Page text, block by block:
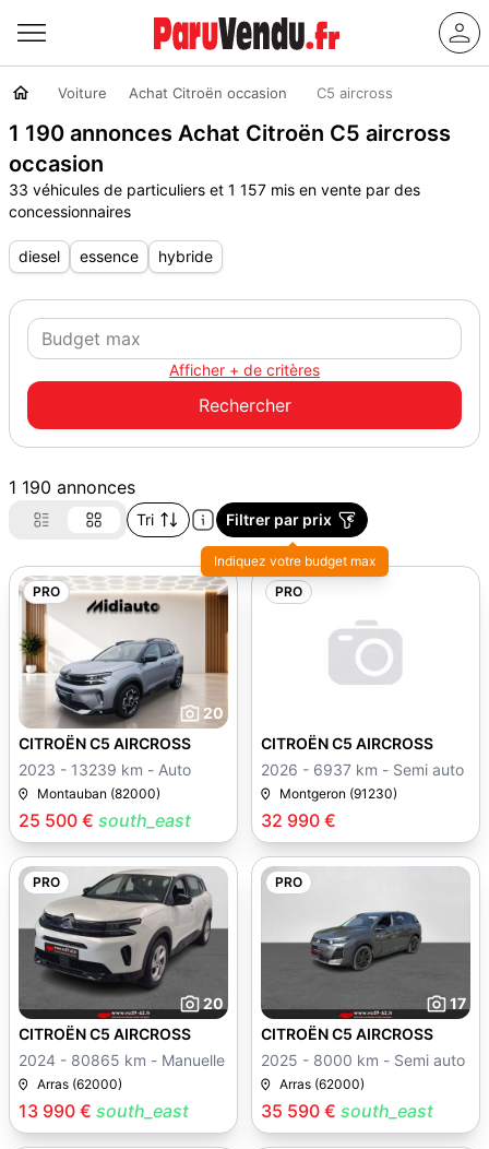
Voiture Achat Citroën occasion C5 aircross
1 190 annonces Achat Citroën C5 aircross
occasion
33 véhicules de particuliers et 1 157 mis en vente par des
concessionnaires
diesel essence hybride
Afficher + de critères
1 190 annonces
Tri Filtrer par prix
Indiquez votre budget max
PRO
20
25 500 € south_east
CITROËN C5 AIRCROSS
2023 - 13239 km - Auto
Montauban (82000)
PRO
32 990 €
CITROËN C5 AIRCROSS
2026 - 6937 km - Semi auto
Montgeron (91230)
PRO
20
13 990 € south_east
CITROËN C5 AIRCROSS
2024 - 80865 km - Manuelle
Arras (62000)
PRO
17
35 590 € south_east
CITROËN C5 AIRCROSS
2025 - 8000 km - Semi auto
Arras (62000)